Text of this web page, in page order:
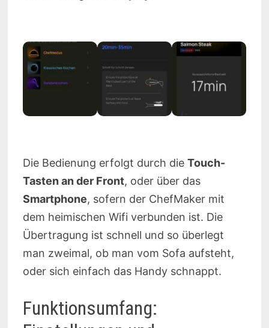
Die Bedienung erfolgt durch die Touch-
Tasten an der Front, oder über das
Smartphone, sofern der ChefMaker mit
dem heimischen Wifi verbunden ist. Die
Übertragung ist schnell und so überlegt
man zweimal, ob man vom Sofa aufsteht,
oder sich einfach das Handy schnappt.
Funktionsumfang: